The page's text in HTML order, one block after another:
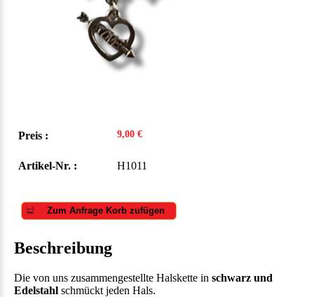
Preis : 9,00 €
Artikel-Nr. : H1011
Zum Anfrage Korb zufügen
Beschreibung
Die von uns zusammengestellte Halskette in schwarz und
Edelstahl schmückt jeden Hals.